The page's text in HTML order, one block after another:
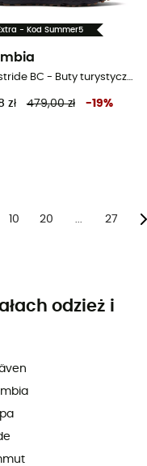
- Kod Summer5
Terrastride BC - Buty turystyczne meskie
zł 479,00 zł -19%
10 20 27
odzież i